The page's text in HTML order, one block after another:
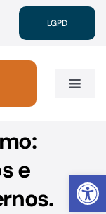
Abrir
LGPD
Toggle
e